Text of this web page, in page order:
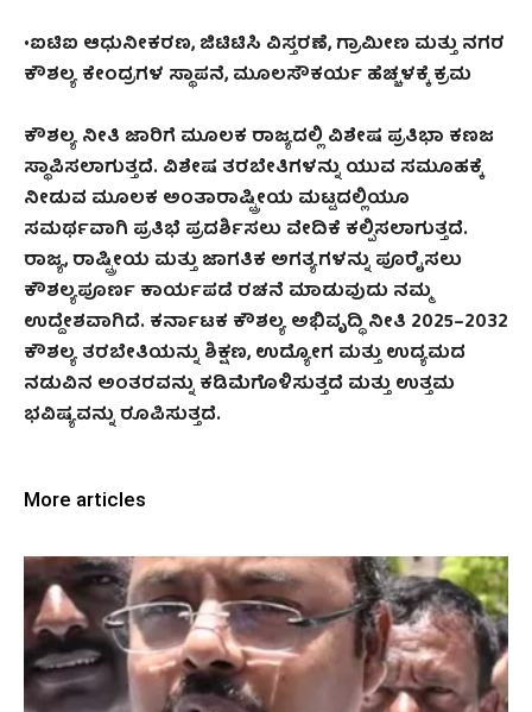
•ಐಟಿಐ ಆಧುನೀಕರಣ, ಜಿಟಿಟಿಸಿ ವಿಸ್ತರಣೆ, ಗ್ರಾಮೀಣ ಮತ್ತು ನಗರ
ಕೌಶಲ್ಯ ಕೇಂದ್ರಗಳ ಸ್ಥಾಪನೆ, ಮೂಲಸೌಕರ್ಯ ಹೆಚ್ಚಳಕ್ಕೆ ಕ್ರಮ
ಕೌಶಲ್ಯ ನೀತಿ ಜಾರಿಗೆ ಮೂಲಕ ರಾಜ್ಯದಲ್ಲಿ ವಿಶೇಷ ಪ್ರತಿಭಾ ಕಣಜ
ಸ್ಥಾಪಿಸಲಾಗುತ್ತದೆ. ವಿಶೇಷ ತರಬೇತಿಗಳನ್ನು ಯುವ ಸಮೂಹಕ್ಕೆ
ನೀಡುವ ಮೂಲಕ ಅಂತಾರಾಷ್ಟ್ರೀಯ ಮಟ್ಟದಲ್ಲಿಯೂ
ಸಮರ್ಥವಾಗಿ ಪ್ರತಿಭೆ ಪ್ರದರ್ಶಿಸಲು ವೇದಿಕೆ ಕಲ್ಪಿಸಲಾಗುತ್ತದೆ.
ರಾಜ್ಯ, ರಾಷ್ಟ್ರೀಯ ಮತ್ತು ಜಾಗತಿಕ ಅಗತ್ಯಗಳನ್ನು ಪೂರೈಸಲು
ಕೌಶಲ್ಯಪೂರ್ಣ ಕಾರ್ಯಪಡೆ ರಚನೆ ಮಾಡುವುದು ನಮ್ಮ
ಉದ್ದೇಶವಾಗಿದೆ. ಕರ್ನಾಟಕ ಕೌಶಲ್ಯ ಅಭಿವೃದ್ಧಿ ನೀತಿ 2025–2032
ಕೌಶಲ್ಯ ತರಬೇತಿಯನ್ನು ಶಿಕ್ಷಣ, ಉದ್ಯೋಗ ಮತ್ತು ಉದ್ಯಮದ
ನಡುವಿನ ಅಂತರವನ್ನು ಕಡಿಮೆಗೊಳಿಸುತ್ತದೆ ಮತ್ತು ಉತ್ತಮ
ಭವಿಷ್ಯವನ್ನು ರೂಪಿಸುತ್ತದೆ.
More articles